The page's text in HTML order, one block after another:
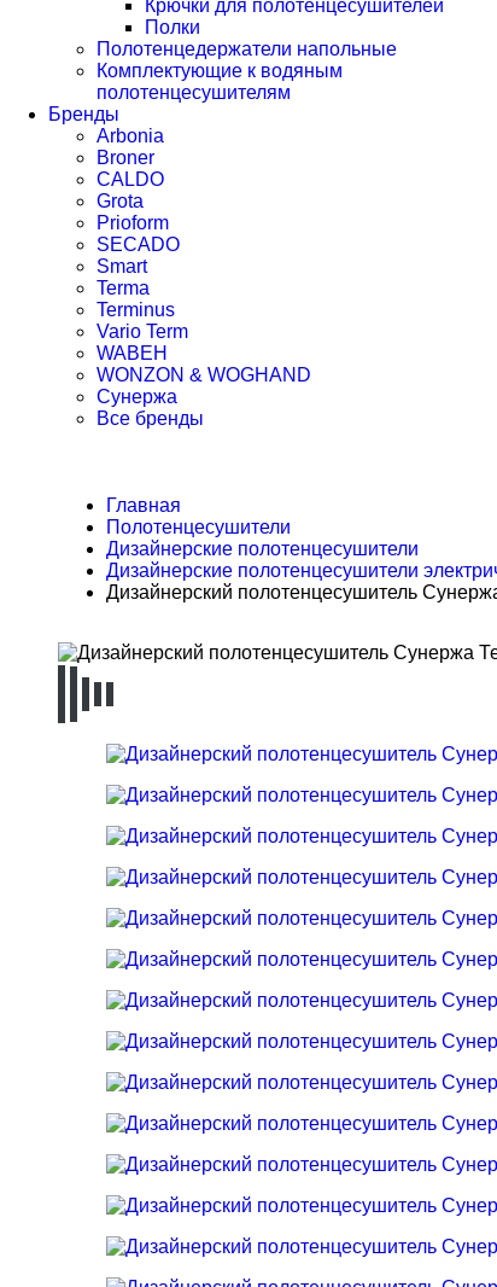
Крючки для полотенцесушителей
Полки
Полотенцедержатели напольные
Комплектующие к водяным
полотенцесушителям
Бренды
Arbonia
Broner
CALDO
Grota
Prioform
SECADO
Smart
Terma
Terminus
Vario Term
WABEH
WONZON & WOGHAND
Сунержа
Все бренды
Главная
Полотенцесушители
Дизайнерские полотенцесушители
Дизайнерские полотенцесушители
Дизайнерский полотенцесушитель